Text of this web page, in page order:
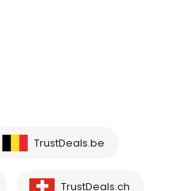
TrustDeals.be
TrustDeals.ch